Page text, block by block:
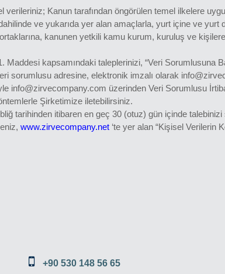
Kanun tarafından öngörülen temel ilkelere
ve yukarıda yer alan amaçlarla, yurt içine ve yurt
kanunen yetkili kamu kurum, kuruluş ve kişilere
Maddesi kapsamındaki taleplerinizi, “Veri Sorumlusuna
sorumlusu adresine, elektronik imzalı olarak
info@zirvecompany.com üzerinden Veri Sorumlusu
Şirketimize iletebilirsiniz.
tarihinden itibaren en geç 30 (otuz) gün içinde talebinizi
www.zirvecompany.net‘te yer alan “Kişisel Verilerin
+90 530 148 56 65